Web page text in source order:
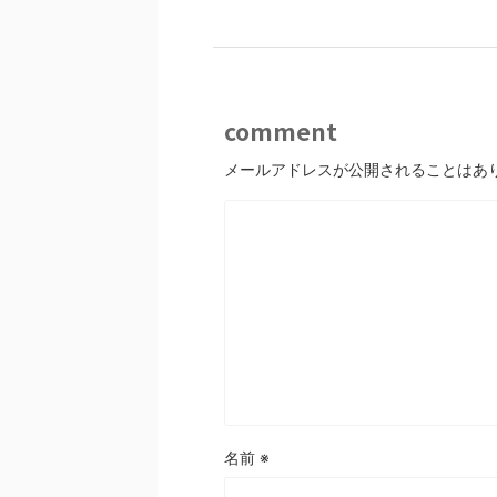
comment
メールアドレスが公開されることはあ
名前 ※